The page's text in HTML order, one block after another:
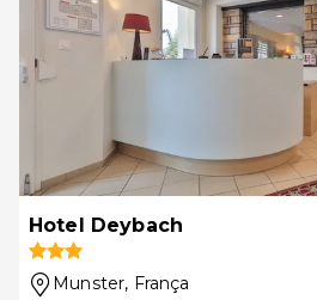
Hotel Deybach
Munster, França